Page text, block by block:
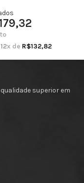
12x de R$132,82
superior em